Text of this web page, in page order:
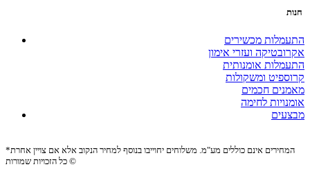
התעמלות מכשירים
אקרובטיקה ועזרי אימון
התעמלות אומנותית
קרוספיט ומשקולות
מאמנים חכמים
אומנויות לחימה
מבצעים
*המחירים אינם כוללים מע"מ. משלוחים יחוייבו בנוסף למחיר הנקוב אלא אם צויין אחרת
כל הזכויות שמורות ©